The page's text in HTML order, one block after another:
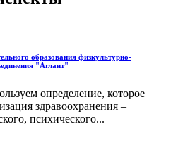
образования физкультурно-
"Атлант"
определение, которое
здравоохранения –
психического...